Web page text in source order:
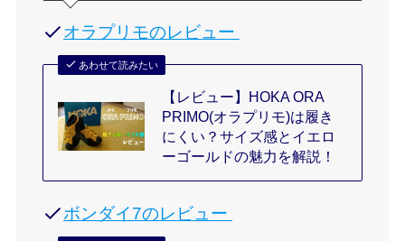
オラプリモのレビュー
あわせて読みたい
【レビュー】HOKA ORA
PRIMO(オラプリモ)は履き
にくい？サイズ感とイエロ
ーゴールドの魅力を解説！
ボンダイ7のレビュー